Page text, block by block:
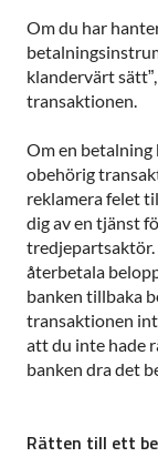
Om du har
klandervärt
transaktionen.
Om en
obehörig
reklamera felet
dig av en tjänst
tredjepartsaktör.
återbetala
banken tillbaka
transaktionen
att du inte hade
banken dra det
Rätten till ett